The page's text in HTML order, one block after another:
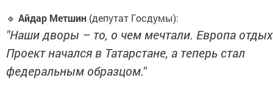
🔹 Айдар Метшин (депутат Госдумы):
"Наши дворы – то, о чем мечтали. Европа
Проект начался в Татарстане, а теперь стал
федеральным образцом."